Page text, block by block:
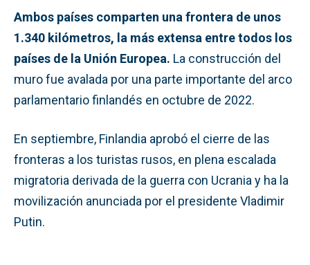
Ambos países comparten una frontera de unos
1.340 kilómetros, la más extensa entre todos los
países de la Unión Europea. La construcción del
muro fue avalada por una parte importante del arco
parlamentario finlandés en octubre de 2022.
En septiembre, Finlandia aprobó el cierre de las
fronteras a los turistas rusos, en plena escalada
migratoria derivada de la guerra con Ucrania y ha la
movilización anunciada por el presidente Vladimir
Putin.